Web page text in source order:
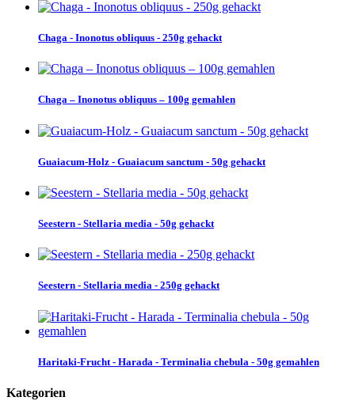
Chaga - Inonotus obliquus - 250g gehackt
Chaga – Inonotus obliquus – 100g gemahlen
Guaiacum-Holz - Guaiacum sanctum - 50g gehackt
Seestern - Stellaria media - 50g gehackt
Seestern - Stellaria media - 250g gehackt
Haritaki-Frucht - Harada - Terminalia chebula - 50g gemahlen
Kategorien